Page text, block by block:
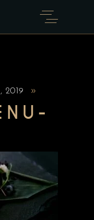
2019